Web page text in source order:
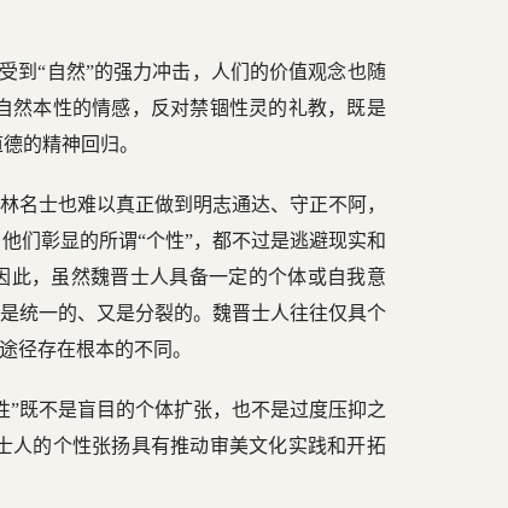
到“自然”的强力冲击，人们的价值观念也随
然本性的情感，反对禁锢性灵的礼教，既是
的精神回归。
名士也难以真正做到明志通达、守正不阿，
们彰显的所谓“个性”，都不过是逃避现实和
此，虽然魏晋士人具备一定的个体或自我意
统一的、又是分裂的。魏晋士人往往仅具个
径存在根本的不同。
既不是盲目的个体扩张，也不是过度压抑之
人的个性张扬具有推动审美文化实践和开拓